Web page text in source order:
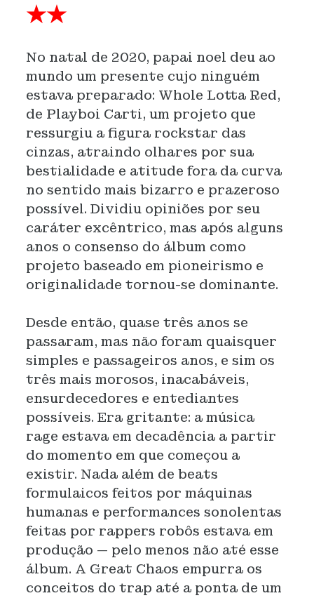
★★
No natal de 2020, papai noel deu ao
mundo um presente cujo ninguém
estava preparado: Whole Lotta Red,
de Playboi Carti, um projeto que
ressurgiu a figura rockstar das
cinzas, atraindo olhares por sua
bestialidade e atitude fora da curva
no sentido mais bizarro e prazeroso
possível. Dividiu opiniões por seu
caráter excêntrico, mas após alguns
anos o consenso do álbum como
projeto baseado em pioneirismo e
originalidade tornou-se dominante.
Desde então, quase três anos se
passaram, mas não foram quaisquer
simples e passageiros anos, e sim os
três mais morosos, inacabáveis,
ensurdecedores e entediantes
possíveis. Era gritante: a música
rage estava em decadência a partir
do momento em que começou a
existir. Nada além de beats
formulaicos feitos por máquinas
humanas e performances sonolentas
feitas por rappers robôs estava em
produção — pelo menos não até esse
álbum. A Great Chaos empurra os
conceitos do trap até a ponta de um